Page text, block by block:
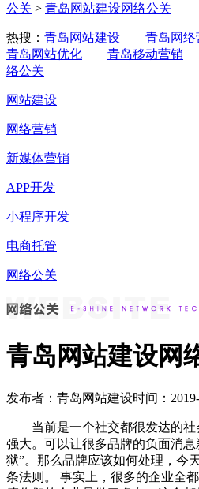
公关 > 青岛网站建设网络公关
热搜： 青岛网站建设 青岛网络
青岛网站优化
青岛移动营销
络公关
网站建设
网络营销
新媒体营销
APP开发
小程序开发
电商托管
网络公关
青岛网站建设网
发布者：青岛网站建设时间：
当前是一个社交都很发达的社
强大。可以让很多品牌的负面消
狱”。那么品牌应该如何处理，今
条法则。 事实上，很多的企业全